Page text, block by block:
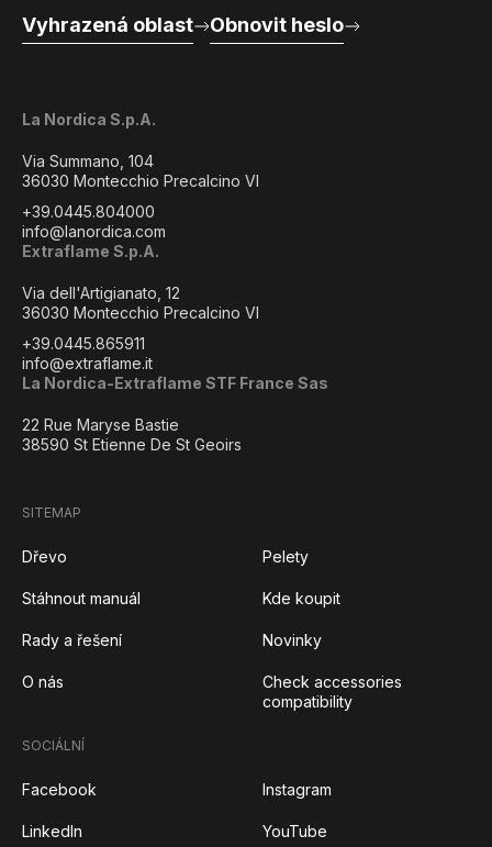
La Nordica S.p.A.
Via Summano, 104
36030 Montecchio Precalcino VI
+39.0445.804000
info@lanordica.com
Extraflame S.p.A.
Via dell'Artigianato, 12
36030 Montecchio Precalcino VI
+39.0445.865911
info@extraflame.it
La Nordica-Extraflame STF France Sas
22 Rue Maryse Bastie
38590 St Etienne De St Geoirs
Vyhrazená oblast Obnovit heslo
SITEMAP
Dřevo Pelety
Stáhnout manuál Kde koupit
Rady a řešení Novinky
O nás
Check accessories
compatibility
SOCIÁLNÍ
Facebook Instagram
LinkedIn YouTube